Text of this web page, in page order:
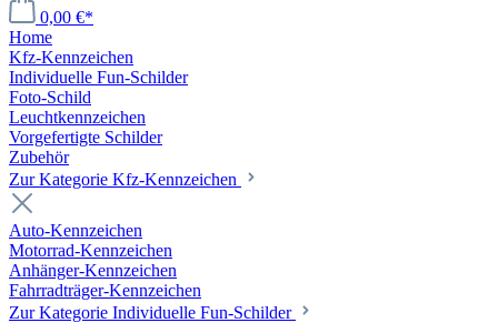
0,00 €*
Home
Kfz-Kennzeichen
Individuelle Fun-Schilder
Foto-Schild
Leuchtkennzeichen
Vorgefertigte Schilder
Zubehör
Zur Kategorie Kfz-Kennzeichen
Auto-Kennzeichen
Motorrad-Kennzeichen
Anhänger-Kennzeichen
Fahrradträger-Kennzeichen
Zur Kategorie Individuelle Fun-Schilder